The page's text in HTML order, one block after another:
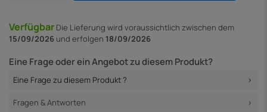
Verfügbar Die Lieferung wird voraussichtlich zwischen dem
15/09/2026 und erfolgen 18/09/2026
Eine Frage oder ein Angebot zu diesem Produkt?
Eine Frage zu diesem Produkt ?
Fragen & Antworten